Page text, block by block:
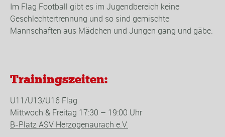
Im Flag Football gibt es im Jugendbereich keine
Geschlechtertrennung und so sind gemischte
Mannschaften aus Mädchen und Jungen gang und gäbe.
Trainingszeiten:
U11/U13/U16 Flag
Mittwoch & Freitag 17:30 – 19:00 Uhr
B-Platz ASV Herzogenaurach e.V.